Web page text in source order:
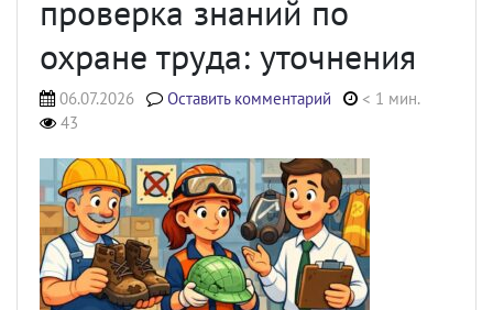
проверка знаний по
охране труда: уточнения
06.07.2026 Оставить комментарий
< 1 мин.
43